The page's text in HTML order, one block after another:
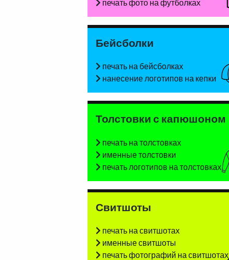
печать фото на футболках
Бейсболки
печать на бейсболках
нанесение логотипов на кепки
Толстовки с капюшоном
печать на толстовках
именные толстовки
печать логотипов на толстовках
Свитшоты
печать на свитшотах
именные свитшоты
печать фотографий на свитшотах